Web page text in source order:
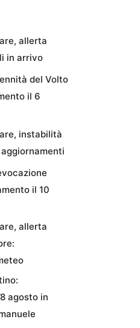
allerta
in arrivo
del Volto
il 6
instabilità
il 10
allerta
agosto in